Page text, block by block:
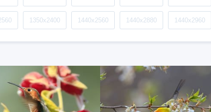
1350x2400 1440x2560 1440x2880 1440x2960